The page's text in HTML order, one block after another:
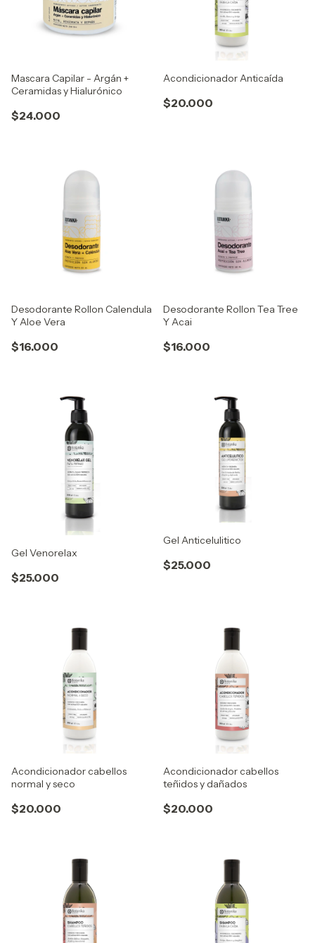
Mascara Capilar - Argán +
Ceramidas y Hialurónico
$24.000
Acondicionador Anticaída
$20.000
Desodorante Rollon Calendula
Y Aloe Vera
$16.000
Desodorante Rollon Tea Tree
Y Acai
$16.000
Gel Venorelax
$25.000
Gel Anticelulitico
$25.000
Acondicionador cabellos
normal y seco
$20.000
Acondicionador cabellos
teñidos y dañados
$20.000